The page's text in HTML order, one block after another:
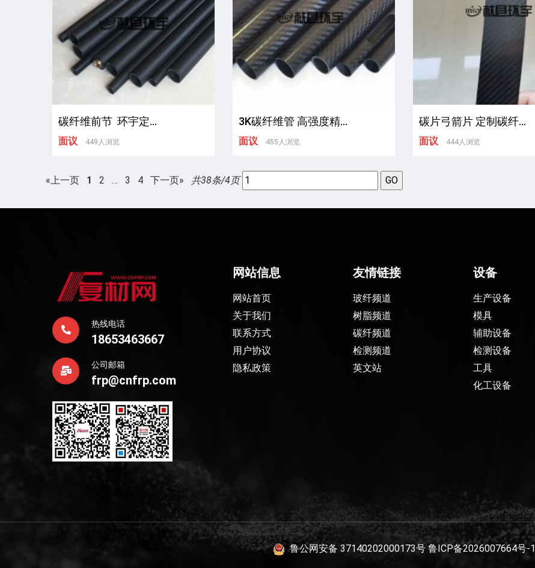
碳纤维前节 环宇定...
面议 449人浏览
3K碳纤维管 高强度精...
面议 455人浏览
碳片弓箭片 定制碳纤...
面议 444人浏览
«上一页 1 2 … 3 4 下一页» 共38条/4页
热线电话
18653463667
公司邮箱
frp@cnfrp.com
网站信息
网站首页
关于我们
联系方式
用户协议
隐私政策
友情链接
玻纤频道
树脂频道
碳纤频道
检测频道
英文站
设备
生产设备
模具
辅助设备
检测设备
工具
化工设备
鲁公网安备 37140202000173号 鲁ICP备2026007664号-1